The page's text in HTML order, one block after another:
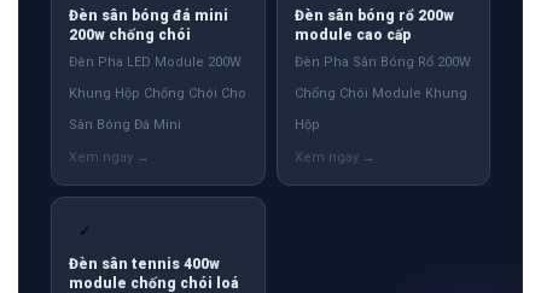
Đèn sân bóng đá mini
200w chống chói
Đèn Pha LED Module 200W
Khung Hộp Chống Chói Cho
Sân Bóng Đá Mini
Đèn sân bóng rổ 200w
module cao cấp
Đèn Pha Sân Bóng Rổ 200W
Chống Chói Module Khung
Hộp
✓
Đèn sân tennis 400w
module chống chói loá